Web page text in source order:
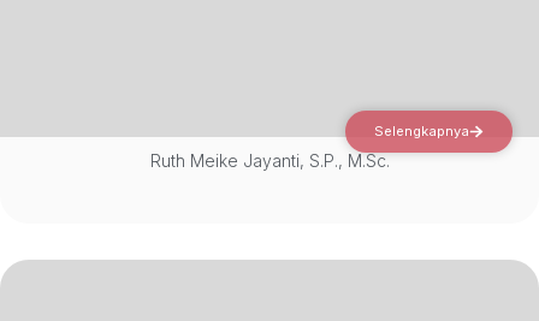
Selengkapnya
Ruth Meike Jayanti, S.P., M.Sc.